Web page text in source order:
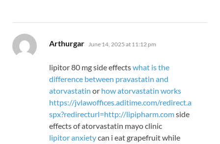
Arthurgar says:
June 14, 2025 at 11:12 pm
lipitor 80 mg side effectswhat is the
difference between pravastatin and
atorvastatin or how atorvastatin works
https://jvlawoffices.aditime.com/redirect.a
spx?redirecturl=http://lipipharm.comside
effects of atorvastatin mayo clinic
lipitor anxietycan i eat grapefruit while